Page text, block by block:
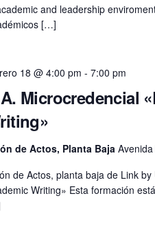
and leadership
[…]
Microcredencial
18 @ 4:00 pm - 7:00 pm
de Actos, Planta Baja
de Actos, planta baja de Link
Writing» Esta formación